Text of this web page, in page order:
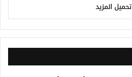
تحميل المزيد